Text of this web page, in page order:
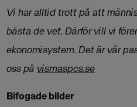
Vi har alltid trott på att
bästa de vet. Därför vill vi
ekonomisystem. Det är vår
oss på vismaspcs.se
Bifogade bilder